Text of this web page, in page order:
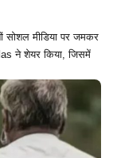
सोशल मीडिया पर जमकर
ने शेयर किया, जिसमें